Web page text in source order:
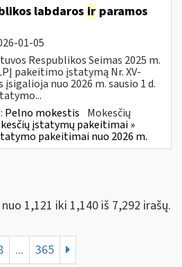
labdaros ir paramos
01-05
Respublikos Seimas 2025 m.
pakeitimo įstatymą Nr. XV-
nuo 2026 m. sausio 1 d.
Pelno mokestis Mokesčių
įstatymų pakeitimai »
pakeitimai nuo 2026 m.
1,121 iki 1,140 iš 7,292 irašų.
... 365